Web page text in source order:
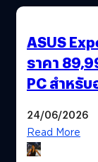
ASUS
ราคา
PC สำหรั
24/06/2026
Read More